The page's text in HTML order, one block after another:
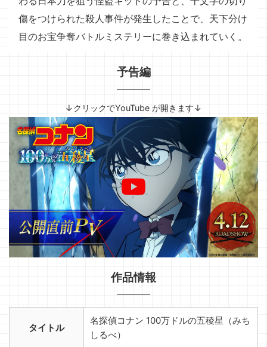
傷をつけられた殺人事件が発生したことで、天下分け
目のお宝争奪バトルミステリーに巻き込まれていく。
予告編
↓クリックでYouTube が開きます↓
作品情報
タイトル
名探偵コナン 100万ドルの五稜星（みち
しるべ）